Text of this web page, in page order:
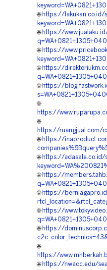
🌐 https://lakukan.co.id/
🌐 https://
🌐 https://
🌐 https://
🌐 https://
🌐
https://
🌐
https://ruangjual.com/
🌐 https://
🌐 https://adasale.co.id/
🌐 https://
🌐 https://
🌐 https://
🌐 https://
🌐
https://
🌐 https://nwacc.edu/